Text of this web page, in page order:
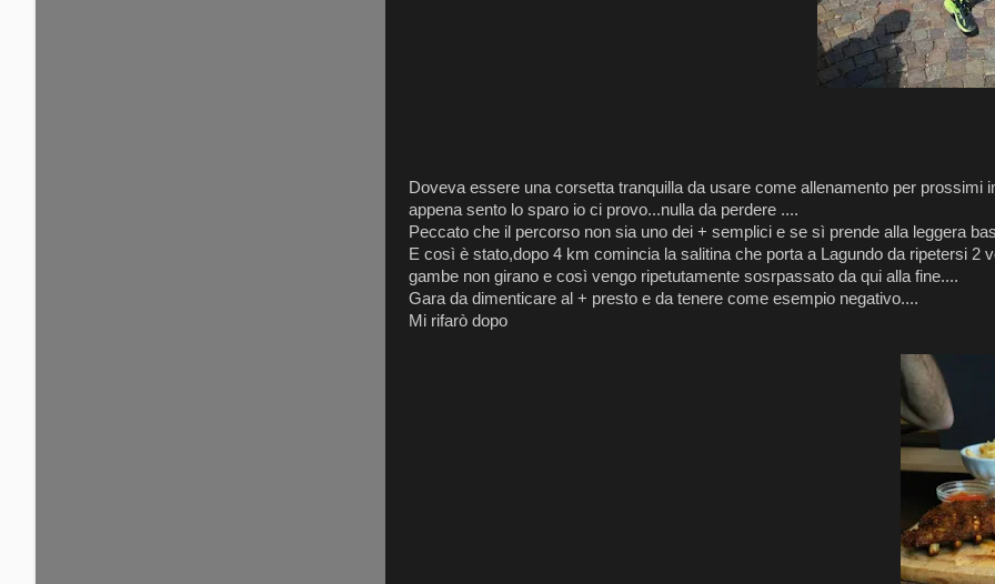
Doveva essere una corsetta tranquilla da usare come allenamento per prossimi
appena sento lo sparo io ci provo...nulla da perdere ....
Peccato che il percorso non sia uno dei + semplici e se sì prende alla leggera
E così è stato,dopo 4 km comincia la salitina che porta a Lagundo da ripetersi 2
gambe non girano e così vengo ripetutamente sosrpassato da qui alla fine....
Gara da dimenticare al + presto e da tenere come esempio negativo....
Mi rifarò dopo